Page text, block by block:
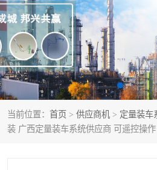
当前位置： 首页 > 供应商机 > 定量装车
装 广西定量装车系统供应商 可遥控操
鹤管
底部装卸鹤管
液氨鹤管
鹤管配件